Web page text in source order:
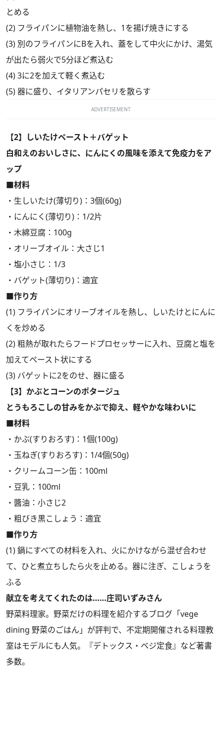
とめる
(2) フライパンに植物油を熱し、1を揚げ焼きにする
(3) 別のフライパンにBを入れ、蓋をして中火にかけ、湯気
が出たら弱火で5分ほど煮込む
(4) 3に2を加えて軽く煮込む
(5) 器に盛り、イタリアンパセリを散らす
ADVERTISEMENT
【2】しいたけペースト＋バゲット
白和えのおいしさに、にんにくの風味を添えて免疫力をア
ップ
■材料
・生しいたけ(薄切り)：3個(60g)
・にんにく(薄切り)：1/2片
・木綿豆腐：100g
・オリーブオイル：大さじ1
・塩小さじ：1/3
・バゲット(薄切り)：適宜
■作り方
(1) フライパンにオリーブオイルを熱し、しいたけとにんに
くを炒める
(2) 粗熱が取れたらフードプロセッサーに入れ、豆腐と塩を
加えてペースト状にする
(3) バゲットに2をのせ、器に盛る
【3】かぶとコーンのポタージュ
とうもろこしの甘みをかぶで抑え、軽やかな味わいに
■材料
・かぶ(すりおろす)：1個(100g)
・玉ねぎ(すりおろす)：1/4個(50g)
・クリームコーン缶：100ml
・豆乳：100ml
・醬油：小さじ2
・粗びき黒こしょう：適宜
■作り方
(1) 鍋にすべての材料を入れ、火にかけながら混ぜ合わせ
て、ひと煮立ちしたら火を止める。器に注ぎ、こしょうを
ふる
献立を考えてくれたのは……庄司いずみさん
野菜料理家。野菜だけの料理を紹介するブログ「vege
dining 野菜のごはん」が評判で、不定期開催される料理教
室はモデルにも人気。『デトックス・ベジ定食』など著書
多数。